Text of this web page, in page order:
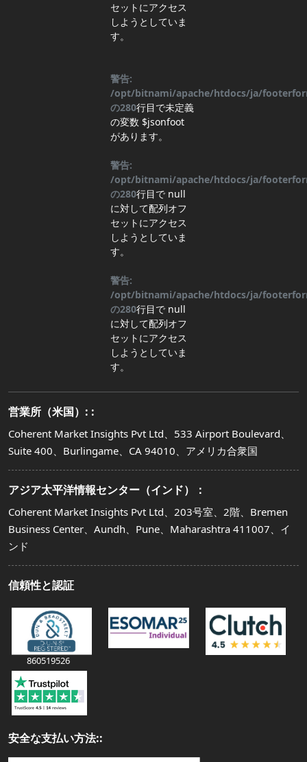
セットにアクセス
しようとしていま
す。
警告:
/opt/bitnami/apache/htdocs/ja/
の280行目で未定義
の変数 $jsonfoot
があります。
警告:
/opt/bitnami/apache/htdocs/ja/
の280行目で null
に対して配列オフ
セットにアクセス
しようとしていま
す。
警告:
/opt/bitnami/apache/htdocs/ja/
の280行目で null
に対して配列オフ
セットにアクセス
しようとしていま
す。
営業所（米国）: :
Coherent Market Insights Pvt Ltd、533 Airport Boulevard、
Suite 400、Burlingame、CA 94010、アメリカ合衆国
アジア太平洋情報センター（インド）：
Coherent Market Insights Pvt Ltd、203号室、2階、Bremen
Business Center、Aundh、Pune、Maharashtra 411007、イ
ンド
信頼性と認証
860519526
安全な支払い方法::